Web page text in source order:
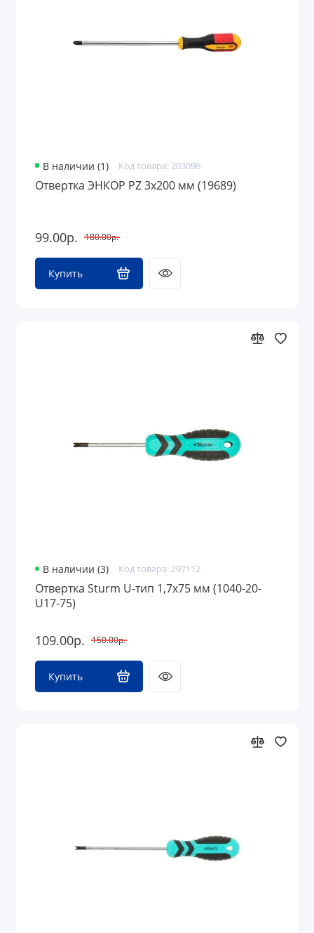
Грузоподъемное оборудование
В наличии (1) Код товара: 203096
Отвертка ЭНКОР PZ 3х200 мм (19689)
99.00р. 180.00р.
Купить
В наличии (3) Код товара: 297112
Отвертка Sturm U-тип 1,7х75 мм (1040-20-
U17-75)
109.00р. 150.00р.
Купить